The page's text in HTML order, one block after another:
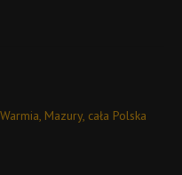
Mazury, cała Polska